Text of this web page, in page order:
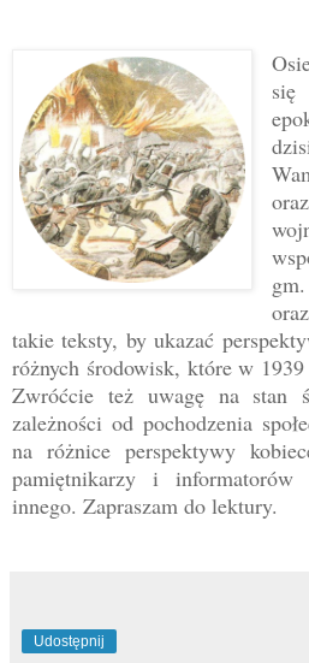
takie teksty, by ukazać
różnych środowisk, które w
Zwróćcie też uwagę na stan
zależności od pochodzenia
na różnice perspektywy
pamiętnikarzy i
innego. Zapraszam do lektury.
Udostępnij